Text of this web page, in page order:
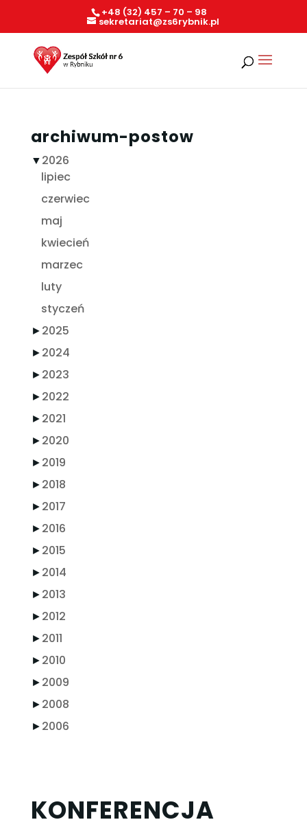
+48 (32) 457 – 70 – 98
sekretariat@zs6rybnik.pl
archiwum-postow
▼2026
lipiec
czerwiec
maj
kwiecień
marzec
luty
styczeń
►2025
►2024
►2023
►2022
►2021
►2020
►2019
►2018
►2017
►2016
►2015
►2014
►2013
►2012
►2011
►2010
►2009
►2008
►2006
KONFERENCJA